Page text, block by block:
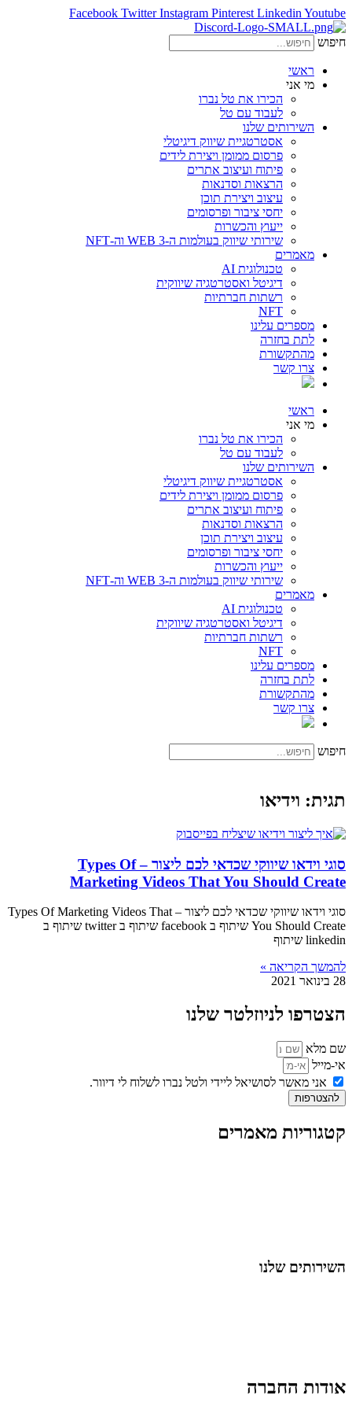
Facebook Twitter Instagram Pinterest Linkedin Youtube
חיפוש
ראשי
מי אני
הכירו את טל נברו
לעבוד עם טל
השירותים שלנו
אסטרטגיית שיווק דיגיטלי
פרסום ממומן ויצירת לידים
פיתוח ועיצוב אתרים
הרצאות וסדנאות
עיצוב ויצירת תוכן
יחסי ציבור ופרסומים
ייעוץ והכשרות
שירותי שיווק בעולמות ה-WEB 3 וה-NFT
מאמרים
טכנולוגית AI
דיגיטל ואסטרטגיה שיווקית
רשתות חברתיות
NFT
מספרים עלינו
לתת בחזרה
מהתקשורת
צרו קשר
ראשי
מי אני
הכירו את טל נברו
לעבוד עם טל
השירותים שלנו
אסטרטגיית שיווק דיגיטלי
פרסום ממומן ויצירת לידים
פיתוח ועיצוב אתרים
הרצאות וסדנאות
עיצוב ויצירת תוכן
יחסי ציבור ופרסומים
ייעוץ והכשרות
שירותי שיווק בעולמות ה-WEB 3 וה-NFT
מאמרים
טכנולוגית AI
דיגיטל ואסטרטגיה שיווקית
רשתות חברתיות
NFT
מספרים עלינו
לתת בחזרה
מהתקשורת
צרו קשר
חיפוש
תגית: וידיאו
סוגי וידאו שיווקי שכדאי לכם ליצור – Types Of
Marketing Videos That You Should Create
סוגי וידאו שיווקי שכדאי לכם ליצור – Types Of Marketing Videos That
You Should Create שיתוף ב facebook שיתוף ב twitter שיתוף ב
linkedin שיתוף
להמשך הקריאה »
28 בינואר 2021
הצטרפו לניוזלטר שלנו
שם מלא
אי-מייל
אני מאשר לסושיאל ליידי ולטל נברו לשלוח לי דיוור.
להצטרפות
קטגוריות מאמרים
השירותים שלנו
אודות החברה